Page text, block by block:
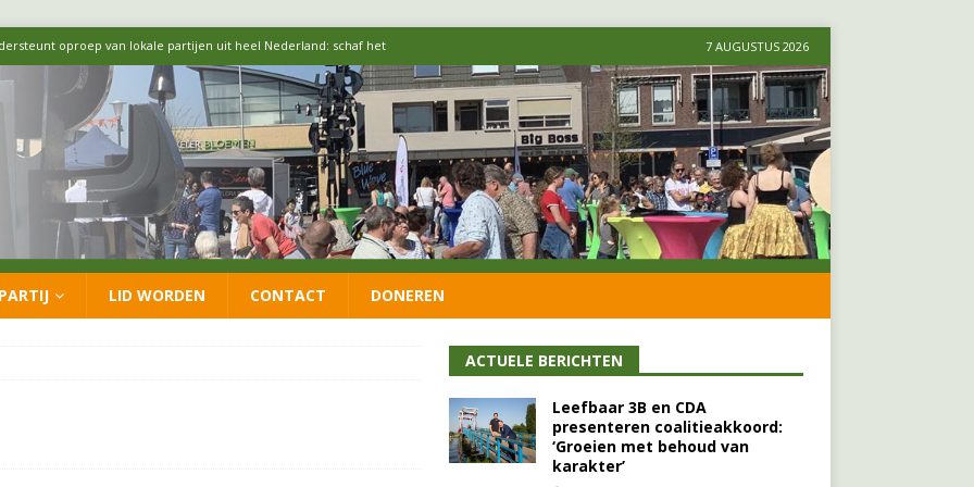
vacature voor onafhankelijke wethouder Sociaal Domein
Oekraïners én Lansingerlanders FRACTIE
presenteren coalitieakkoord: ‘Groeien met behoud van karakter’
op LOO2: belangen eigen inwoners moeten goed geborgd blijven
oproep van lokale partijen uit heel Nederland: schaf het
7 AUGUSTUS 2026
LID WORDEN CONTACT DONEREN
ACTUELE BERICHTEN
Leefbaar 3B en CDA
presenteren coalitieakkoord:
‘Groeien met behoud van
karakter’